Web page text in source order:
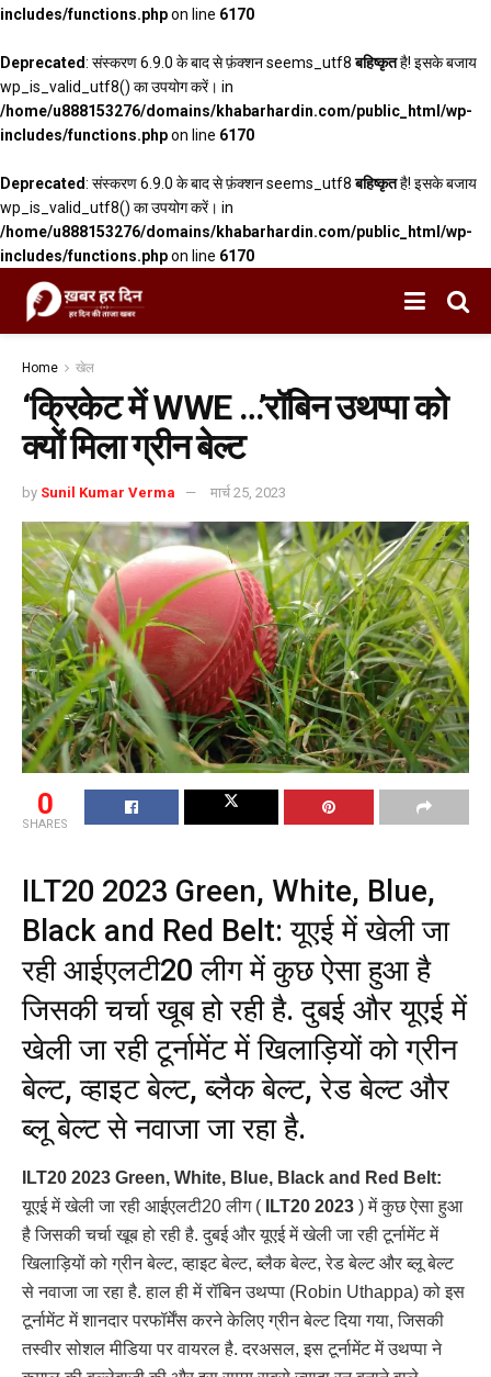
includes/functions.phpon line 6170
Deprecated: संस्करण 6.9.0 के बाद से फ़ंक्शन seems_utf8बहिष्कृतहै! इसके बजाय
wp_is_valid_utf8() का उपयोग करें। in
/home/u888153276/domains/khabarhardin.com/public_html/wp-
includes/functions.phpon line 6170
Deprecated: संस्करण 6.9.0 के बाद से फ़ंक्शन seems_utf8बहिष्कृतहै! इसके बजाय
wp_is_valid_utf8() का उपयोग करें। in
/home/u888153276/domains/khabarhardin.com/public_html/wp-
includes/functions.phpon line 6170
Home खेल
‘क्रिकेट में WWE …’रॉबिन उथप्पा को
क्यों मिला ग्रीन बेल्ट
by Sunil Kumar Verma मार्च 25, 2023
0
SHARES
ILT20 2023 Green, White, Blue,
Black and Red Belt: यूएई में खेली जा
रही आईएलटी20 लीग में कुछ ऐसा हुआ है
जिसकी चर्चा खूब हो रही है. दुबई और यूएई में
खेली जा रही टूर्नामेंट में खिलाड़ियों को ग्रीन
बेल्ट, व्हाइट बेल्ट, ब्लैक बेल्ट, रेड बेल्ट और
ब्लू बेल्ट से नवाजा जा रहा है.
ILT20 2023 Green, White, Blue, Black and Red Belt:
यूएई में खेली जा रही आईएलटी20 लीग ( ILT20 2023 ) में कुछ ऐसा हुआ
है जिसकी चर्चा खूब हो रही है. दुबई और यूएई में खेली जा रही टूर्नामेंट में
खिलाड़ियों को ग्रीन बेल्ट, व्हाइट बेल्ट, ब्लैक बेल्ट, रेड बेल्ट और ब्लू बेल्ट
से नवाजा जा रहा है. हाल ही में रॉबिन उथप्पा (Robin Uthappa) को इस
टूर्नामेंट में शानदार परफॉर्मेंस करने केलिए ग्रीन बेल्ट दिया गया, जिसकी
तस्वीर सोशल मीडिया पर वायरल है. दरअसल, इस टूर्नामेंट में उथप्पा ने